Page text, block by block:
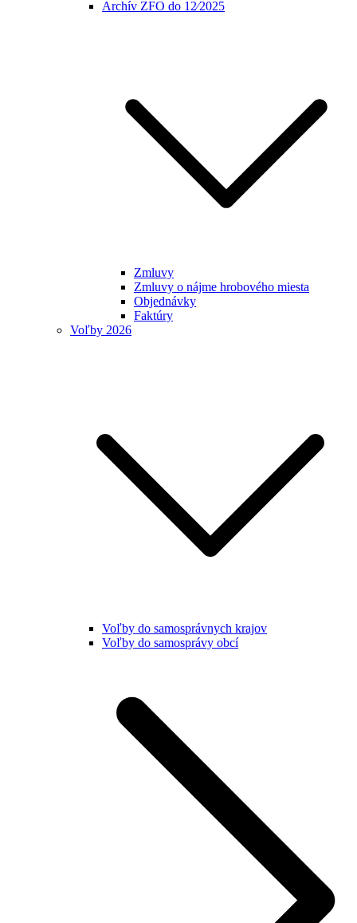
Archív ZFO do 12⁄2025
Zmluvy
Zmluvy o nájme hrobového miesta
Objednávky
Faktúry
Voľby 2026
Voľby do samosprávnych krajov
Voľby do samosprávy obcí